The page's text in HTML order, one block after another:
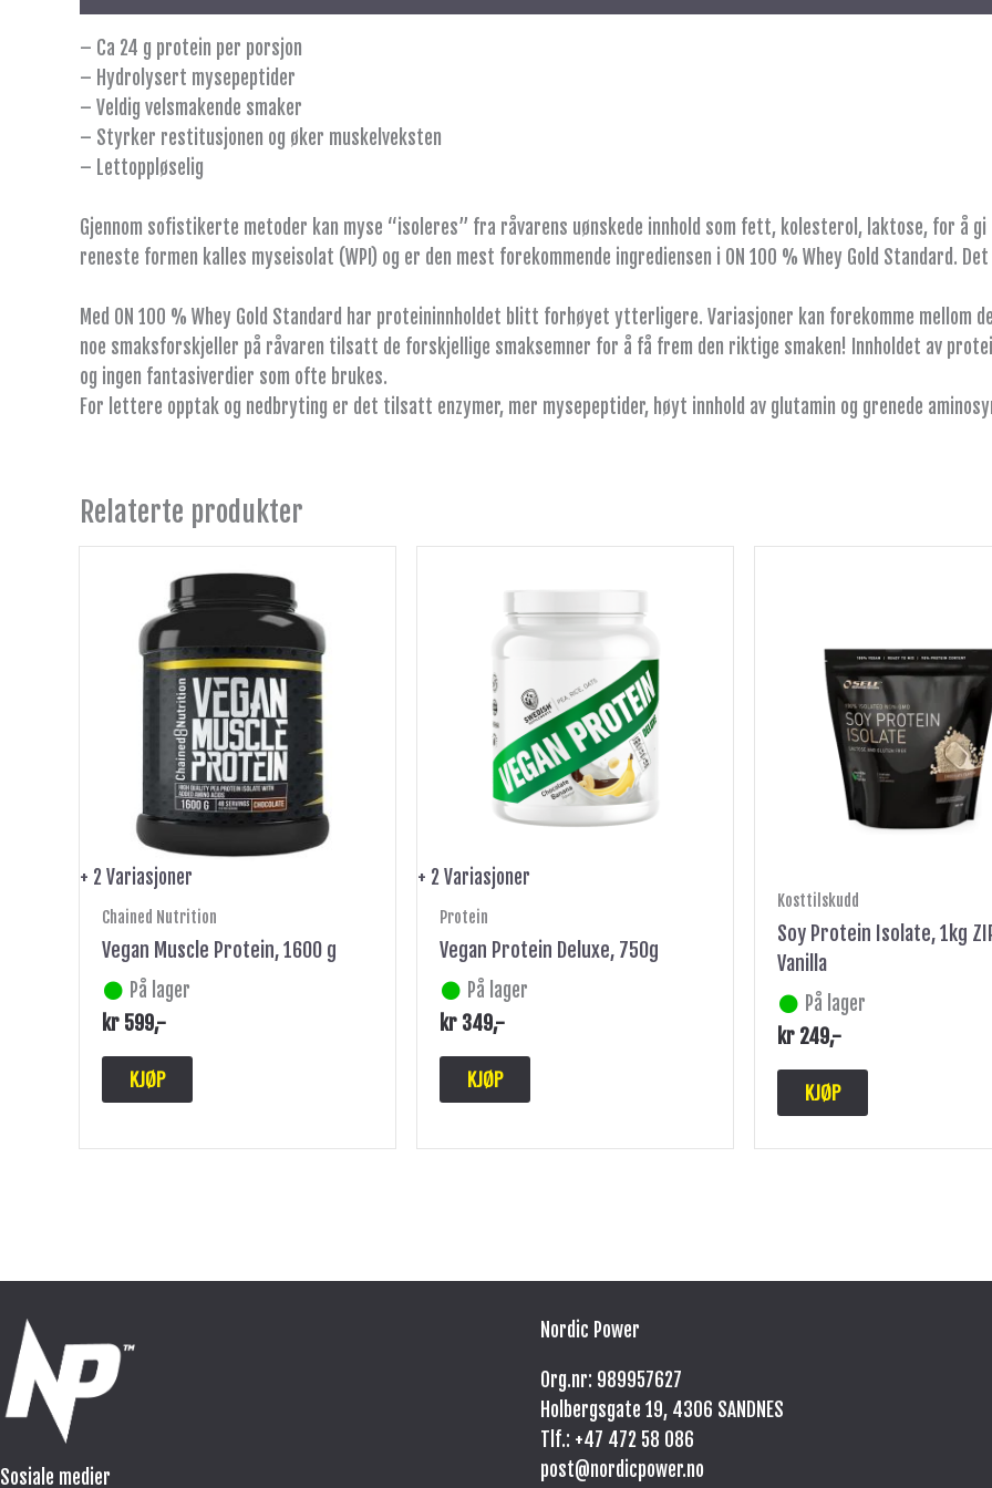
– Ca 24 g protein per porsjon
– Hydrolysert mysepeptider
– Veldig velsmakende smaker
– Styrker restitusjonen og øker muskelveksten
– Lettoppløselig
Gjennom sofistikerte metoder kan myse “isoleres” fra råvarens uønskede innhold som fett, kolesterol, laktose, for å
reneste formen kalles myseisolat (WPI) og er den mest forekommende ingrediensen i ON 100 % Whey Gold Standard.
Med ON 100 % Whey Gold Standard har proteininnholdet blitt forhøyet ytterligere. Variasjoner kan forekomme
noe smaksforskjeller på råvaren tilsatt de forskjellige smaksemner for å få frem den riktige smaken! Innholdet av
og ingen fantasiverdier som ofte brukes.
For lettere opptak og nedbryting er det tilsatt enzymer, mer mysepeptider, høyt innhold av glutamin og grenede
Relaterte produkter
+ 2 Variasjoner
Chained Nutrition
Vegan Muscle Protein, 1600 g
På lager
kr 599,-
KJØP
produktet
flere
varianter.
Alternativene
kan
velges
på
produktsiden
+ 2 Variasjoner
Protein
Vegan Protein Deluxe, 750g
På lager
kr 349,-
KJØP
produktet
har
varianter.
Alternativene
kan
velges
på
produktsiden
Kosttilskudd
Soy Protein Isolate, 1kg
Vanilla
På lager
kr 249,-
KJØP
Sosiale medier
Nordic Power
Org.nr: 989957627
Holbergsgate 19, 4306 SANDNES
Tlf.: +47 472 58 086
post@nordicpower.no